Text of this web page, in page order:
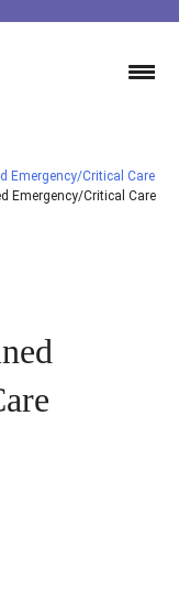
Emergency/Critical Care
Emergency/Critical Care